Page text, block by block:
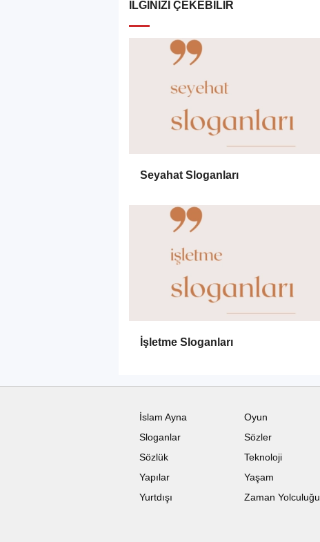
İLGINIZI ÇEKEBILIR
Seyahat Sloganları
İşletme Sloganları
İslam Ayna
Oyun
Sloganlar
Sözler
Sözlük
Teknoloji
Yapılar
Yaşam
Yurtdışı
Zaman Yolculuğu